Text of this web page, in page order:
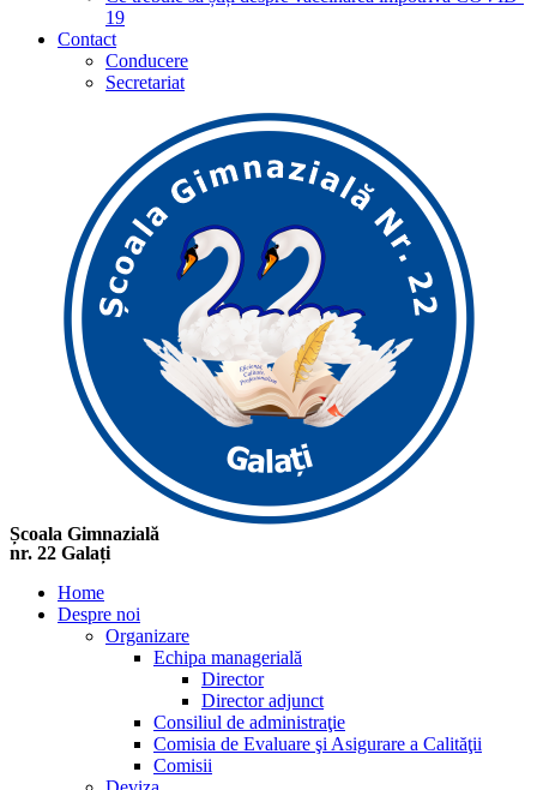
19
Contact
Conducere
Secretariat
Școala Gimnazială
nr. 22 Galați
Home
Despre noi
Organizare
Echipa managerială
Director
Director adjunct
Consiliul de administraţie
Comisia de Evaluare şi Asigurare a Calităţii
Comisii